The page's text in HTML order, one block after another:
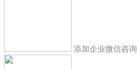
添加企业微信咨询